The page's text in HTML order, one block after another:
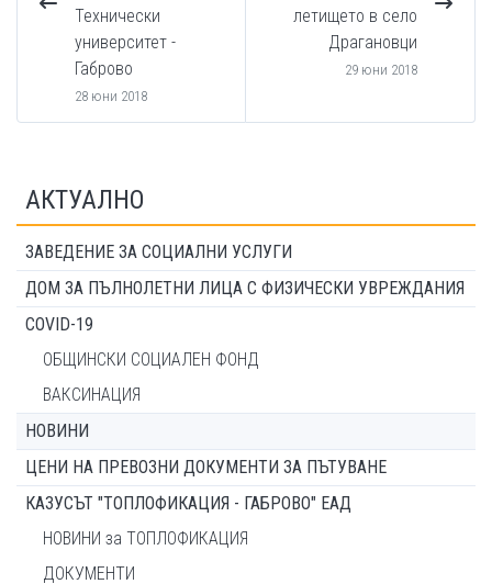
Технически
университет -
Габрово
28 юни 2018
летището в село
Драгановци
29 юни 2018
АКТУАЛНО
ЗАВЕДЕНИЕ ЗА СОЦИАЛНИ УСЛУГИ
ДОМ ЗА ПЪЛНОЛЕТНИ ЛИЦА С ФИЗИЧЕСКИ УВРЕЖДАНИЯ
COVID-19
ОБЩИНСКИ СОЦИАЛЕН ФОНД
ВАКСИНАЦИЯ
НОВИНИ
ЦЕНИ НА ПРЕВОЗНИ ДОКУМЕНТИ ЗА ПЪТУВАНЕ
КАЗУСЪТ "ТОПЛОФИКАЦИЯ - ГАБРОВО" ЕАД
НОВИНИ за ТОПЛОФИКАЦИЯ
ДОКУМЕНТИ